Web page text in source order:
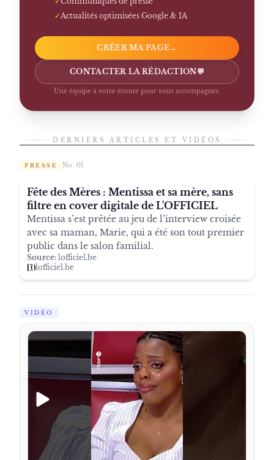
✓ Actualités optimisées Google & IA
CRÉER MA PAGE→
CONTACTER LA RÉDACTION💬
Une équipe à votre écoute pour vous accompagner.
DERNIERS ARTICLES ET VIDÉOS
PRESSE No. 01
Fête des Mères : Mentissa et sa mère, sans
filtre en cover digitale de L'OFFICIEL
Mentissa s’est prêtée au jeu de l’interview croisée
avec sa maman, Marie, qui a été son tout premier
public dans le salon familial.
Source: lofficiel.be
lofficiel.be
VIDÉO